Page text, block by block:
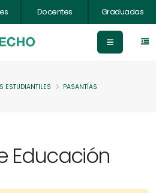
Docentes Graduadas
ESTUDIANTILES PASANTÍAS
Educación